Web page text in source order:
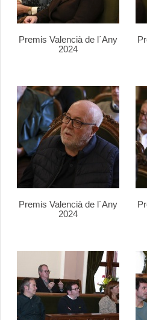
Premis Valencià de l´Any
2024
Premis Valencià de l´Any
2024